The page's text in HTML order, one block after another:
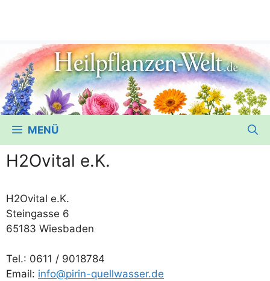
MENÜ
H2Ovital e.K.
H2Ovital e.K.
Stein­gas­se 6
65183 Wiesbaden
Tel.: 0611 /​ 9018784
Email: info@pirin-quellwasser.de